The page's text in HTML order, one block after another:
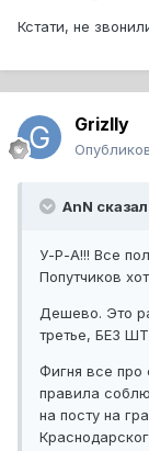
Кстати, не
Grizlly
AnN
У-Р-А!!! Все
Попутчиков
Дешево. Это
третье, БЕЗ
Фигня все про
правила
на посту на